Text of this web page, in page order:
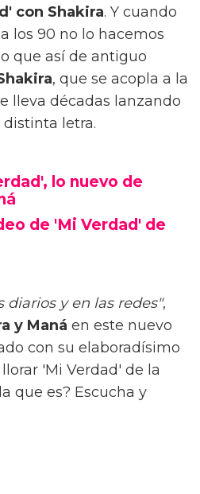
con Shakira. Y cuando
los 90 no lo hacemos
que así de antiguo
, que se acopla a la
lleva décadas lanzando
letra.
lo nuevo de
de 'Mi Verdad' de
diarios y en las redes",
y Maná en este nuevo
con su elaboradísimo
'Mi Verdad' de la
que es? Escucha y